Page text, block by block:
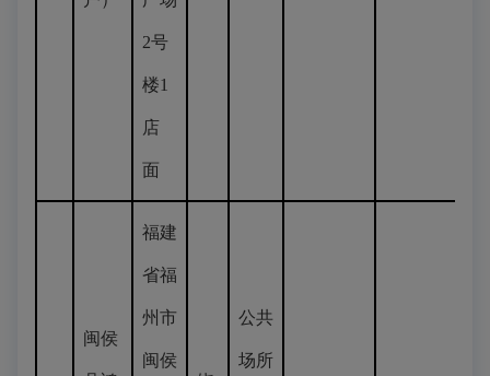
2号
楼1
店
面
闽侯
福建
省福
州市
闽侯
公共
场所